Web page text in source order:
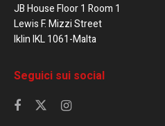
JB House Floor 1 Room 1
Lewis F. Mizzi Street
Iklin IKL 1061-Malta
Seguici sui social